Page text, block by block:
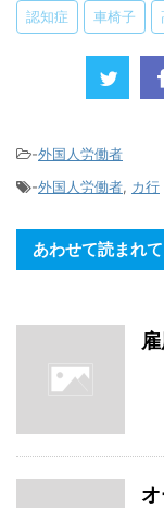
認知症 車椅子
-外国人労働者
-外国人労働者, カ行
あわせて読まれ